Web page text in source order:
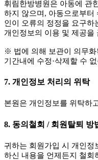
휘림한방병원은 아동에 관
하지 않으며, 아동으로부터
인이 오류의 정정을 요구
개인정보의 이용 및 제공을
※ 법에 의해 보관이 의무
기간내에 수정·삭제할 수
7. 개인정보 처리의 위탁
본원은 개인정보를 위탁하
8. 동의철회 / 회원탈퇴 방
귀하는 회원가입 시 개인정
하신 내용을 언제든지 철회